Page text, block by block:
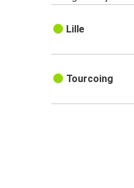
Lille
Tourcoing